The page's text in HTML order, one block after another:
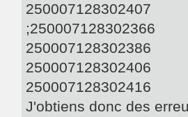
250007128302407
;250007128302366
250007128302386
250007128302406
250007128302416
J'obtiens donc des